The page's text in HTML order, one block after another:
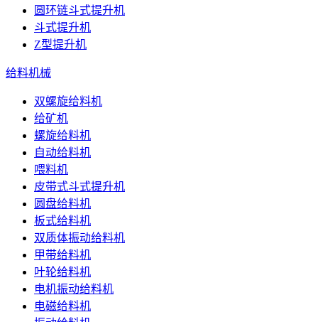
圆环链斗式提升机
斗式提升机
Z型提升机
给料机械
双螺旋给料机
给矿机
螺旋给料机
自动给料机
喂料机
皮带式斗式提升机
圆盘给料机
板式给料机
双质体振动给料机
甲带给料机
叶轮给料机
电机振动给料机
电磁给料机